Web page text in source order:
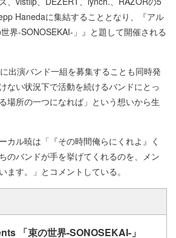
Hanedaに集結することとなり、『アル
界-SONOSEKAI-」』と題して開催される
出演バンド一組を募集することも同時発
ない状況下で活動を続けるバンドにとっ
場所の一つになれば」という想いから生
カル暁は「『その時間俺らにくれよ』く
のバンドが手を挙げてくれるのを、メン
ます。」とコメントしている。
「束の世界-SONOSEKAI-」